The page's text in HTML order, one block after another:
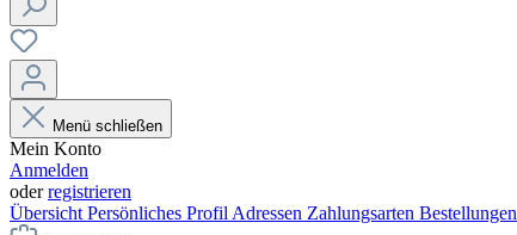
Menü schließen
Mein Konto
Anmelden
oderregistrieren
Übersicht Persönliches Profil Adressen Zahlungsarten Bestellungen